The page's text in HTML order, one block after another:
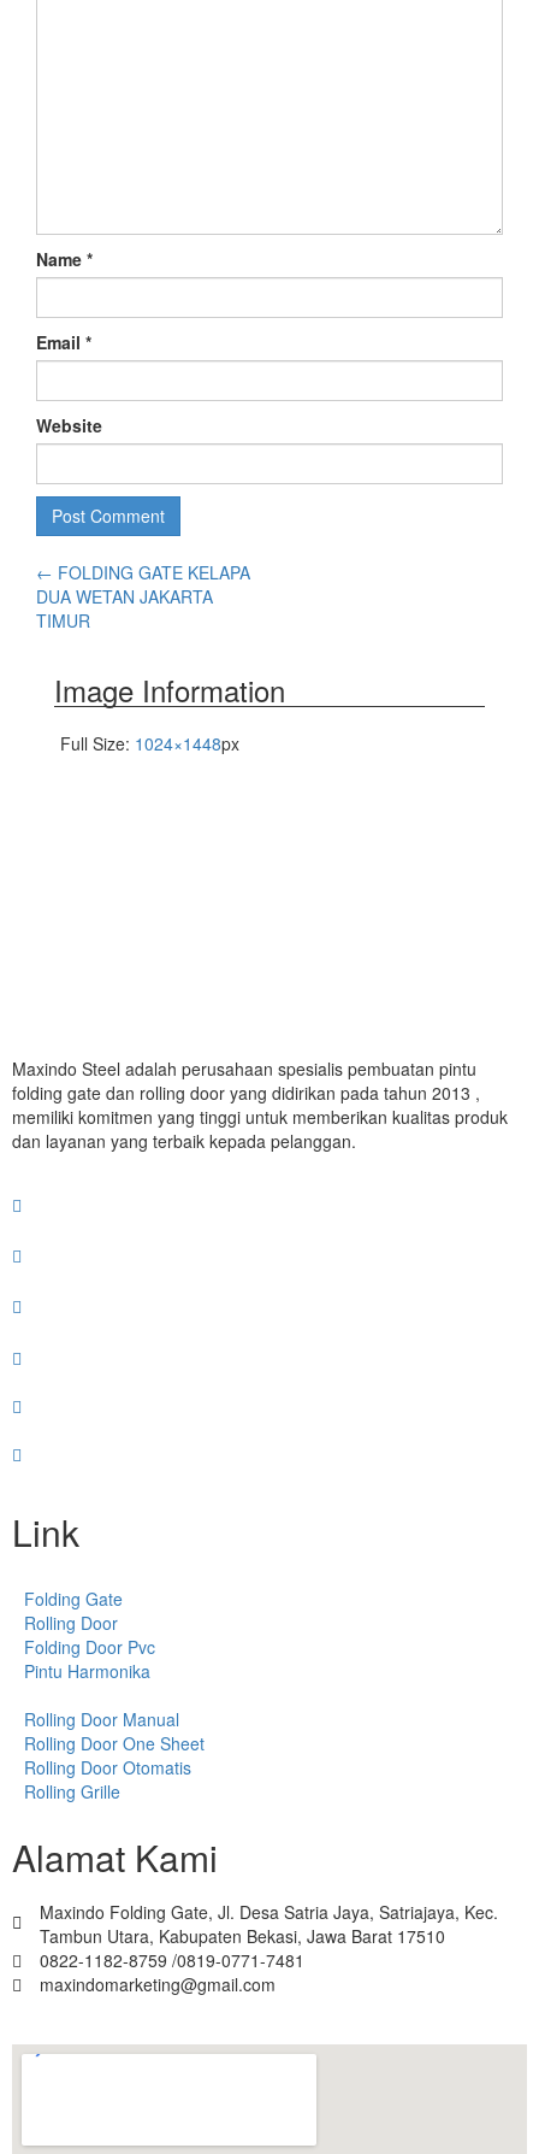
Name *
Email *
Website
← FOLDING GATE KELAPA
DUA WETAN JAKARTA
TIMUR
Image Information
Full Size: 1024×1448px
Maxindo Steel adalah perusahaan spesialis pembuatan pintu
folding gate dan rolling door yang didirikan pada tahun 2013 ,
memiliki komitmen yang tinggi untuk memberikan kualitas produk
dan layanan yang terbaik kepada pelanggan.
Link
Folding Gate
Rolling Door
Folding Door Pvc
Pintu Harmonika
Rolling Door Manual
Rolling Door One Sheet
Rolling Door Otomatis
Rolling Grille
Alamat Kami
Maxindo Folding Gate, Jl. Desa Satria Jaya, Satriajaya, Kec.
Tambun Utara, Kabupaten Bekasi, Jawa Barat 17510
0822-1182-8759 /0819-0771-7481
maxindomarketing@gmail.com